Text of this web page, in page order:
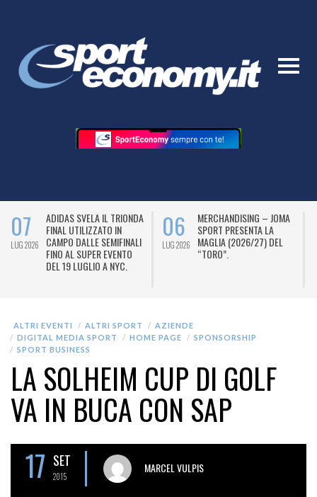
07
LUG 2026
ADIDAS SVELA IL TRIONDA
FINAL UTILIZZATO IN
CAMPO DALLE SEMIFINALI
FINO AL SUPER EVENTO
DEL 19 LUGLIO A NYC.
06
LUG 2026
MERCHANDISING – JOMA
SPORT PRESENTA LA
MAGLIA (2026/27) DEL
“TORO”.
ALTRI EVENTI ALTRI SPORT
AZIENDE
DIGITAL MEDIA SPORT
HOME PAGE
SPONSORSHIP
SPORT BUSINESS
LA SOLHEIM CUP DI GOLF
VA IN BUCA CON SAP
17 SET
2015
MARCEL VULPIS